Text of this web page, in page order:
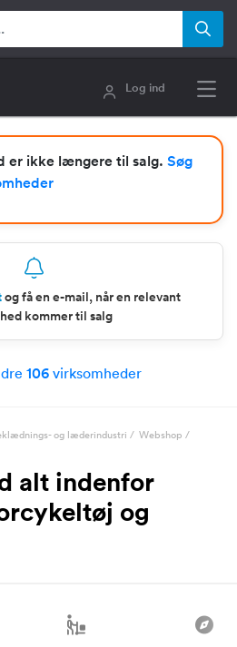
Log ind
er ikke længere til salg. Søg
og få en e-mail, når en relevant
kommer til salg
106virksomheder
og læderindustri / Webshop /
alt indenfor
og